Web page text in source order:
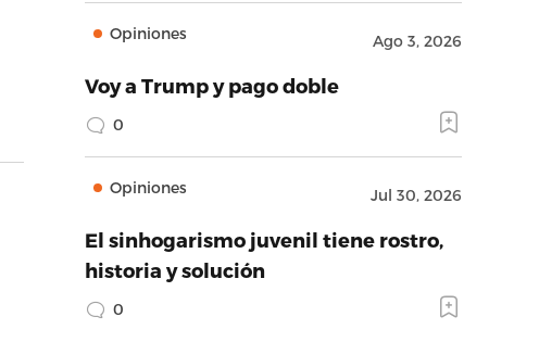
Opiniones Ago 3, 2026
Voy a Trump y pago doble
0
Opiniones Jul 30, 2026
El sinhogarismo juvenil tiene rostro,
historia y solución
0